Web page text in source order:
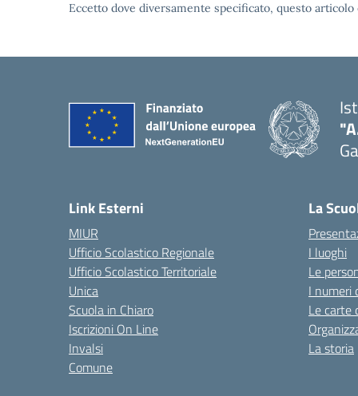
Eccetto dove diversamente specificato, questo
Link Esterni
MIUR
Ufficio Scolastico Regionale
Ufficio Scolastico Territoriale
Unica
Scuola in Chiaro
Iscrizioni On Line
Invalsi
Comune
La
I luoghi
Le
I numeri
Le carte
La storia